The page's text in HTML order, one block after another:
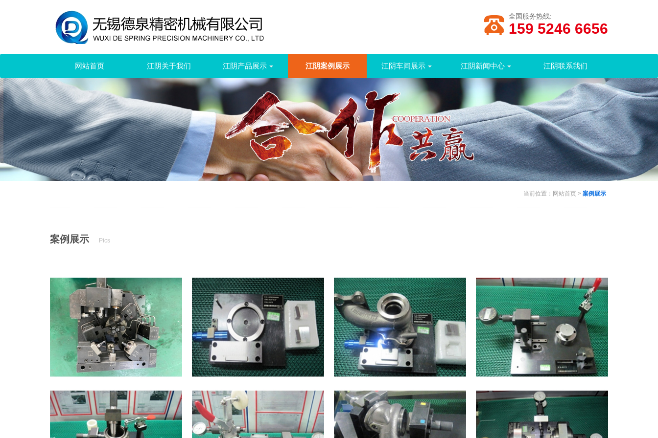
全国服务热线:
159 5246 6656
网站首页 江阴关于我们 江阴产品展示 江阴案例展示 江阴车间展示 江阴新闻中心 江阴联系我们
当前位置： 网站首页 > 案例展示
案例展示 Pics